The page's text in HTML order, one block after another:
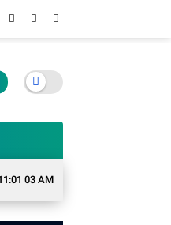
04 AM
Enzyme yang Memiliki Berbagai